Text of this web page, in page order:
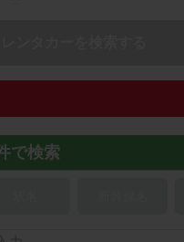
で検索